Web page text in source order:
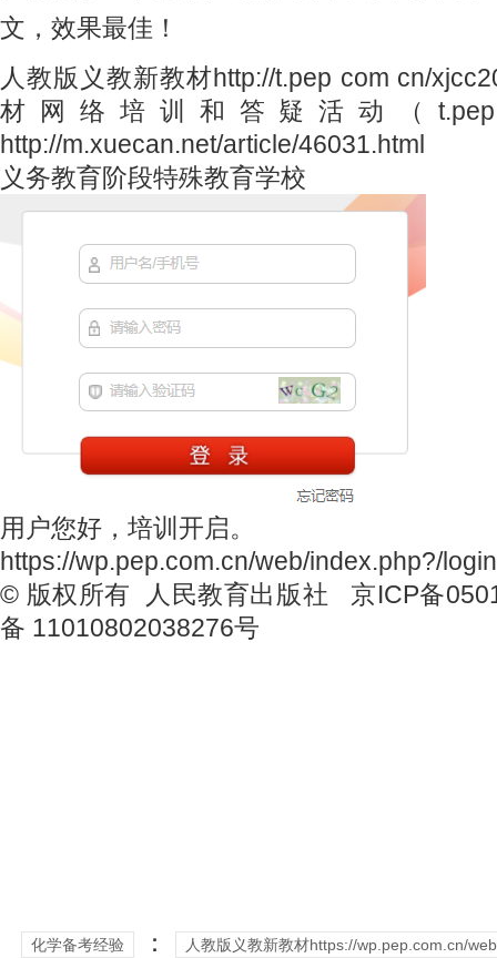
文，效果最佳！
人教版义教新教材http://t.pep com cn/
材网络培训和答疑活动（
http://m.xuecan.net/article/46031.html
义务教育阶段特殊教育学校
用户您好，培训开启。
https://wp.pep.com.cn/web/index.php?/
© 版权所有 人民教育出版社 京ICP备
备 11010802038276号
化学备考经验 ： 人教版义教新教材https://wp.pep.com.cn/